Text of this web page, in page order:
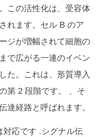
この活性化は、受容体
れます。セル B のア
ジが増幅されて細胞の
で広がる一連のイベン
た。これは、 形質導入
第 2 段階です。 、そ
達経路と呼ばれます。
対応です .シグナル伝